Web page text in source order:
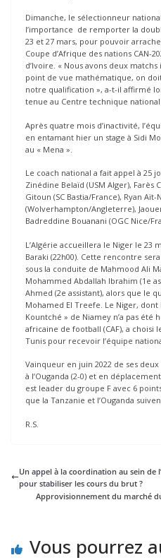
Dimanche, le sélectionneur
l’importance de remporter la
23 et 27 mars, pour pouvoir
Coupe d’Afrique des nations CAN-
d’Ivoire. « Nous avons deux
point de vue mathématique, on
notre qualification », a-t-il affirmé
tenue au Centre technique national
Après quatre mois d’inactivité,
en entamant hier un stage à Sidi
au « Mena ».
Le coach national a fait appel à 25
Zinédine Belaïd (USM Alger), Farès
Gitoun (SC Bastia/France), Ryan Aït-
(Wolverhampton/Angleterre),
Badreddine Bouanani (OGC Nice/
L’Algérie accueillera le Niger le 23
Baraki (22h00). Cette rencontre
sous la conduite de Mahmood Ali
Mohammed Abdallah Ibrahim (1e
Ahmed (2e assistant), alors que le
Mohamed El Treefe. Le Niger,
Kountché » de Niamey n’a pas
africaine de football (CAF), a choisi
Tunis pour recevoir l’équipe
Vainqueur en juin 2022 de ses
à l’Ouganda (2-0) et en
est leader du groupe F avec 6
que la Tanzanie et l’Ouganda
R.S.
Un appel à la coordination au sein de
pour stabiliser les cours du brut ?
Approvisionnement du marché
Vous pourrez